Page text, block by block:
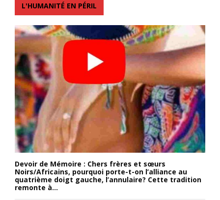
L'HUMANITÉ EN PÉRIL
Devoir de Mémoire : Chers frères et sœurs
Noirs/Africains, pourquoi porte-t-on l’alliance au
quatrième doigt gauche, l’annulaire? Cette tradition
remonte à...